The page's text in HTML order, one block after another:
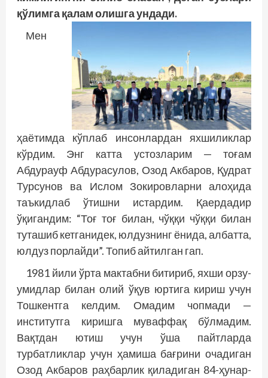
қўлимга қалам олишга ундади.
Мен
ҳаётимда кўплаб инсонлардан яхшиликлар
кўрдим. Энг катта устозларим — тоғам
Абдурауф Абдурасулов, Озод Акбаров, Қудрат
Турсунов ва Ислом Зокировларни алоҳида
таъкидлаб ўтишни истардим. Қаердадир
ўқигандим: “Тоғ тоғ билан, чўққи чўққи билан
туташиб кетганидек, юлдузнинг ёнида, албатта,
юлдуз порлайди”. Топиб айтилган гап.
1981 йили ўрта мактабни битириб, яхши орзу-
умидлар билан олий ўқув юртига кириш учун
Тошкентга келдим. Омадим чопмади —
институтга киришга муваффақ бўлмадим.
Вақтдан ютиш учун ўша пайтларда
турбатликлар учун ҳамиша бағрини очадиган
Озод Акбаров раҳбарлик қиладиган 84-ҳунар-